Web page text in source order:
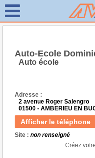
Auto-Ecole
Auto école
Adresse :
2 avenue Roger Salengro
01500 - AMBERIEU EN
Afficher le téléphone
Site : non renseigné
Créez